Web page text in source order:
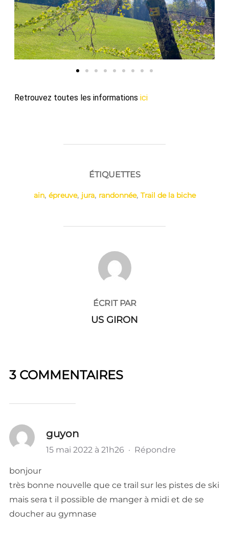
Retrouvez toutes les informations ici
ÉTIQUETTES
ain, épreuve, jura, randonnée, Trail de la biche
AUTEUR DE LA PUBLICATION
ÉCRIT PAR
US GIRON
3 COMMENTAIRES
guyon
15 mai 2022 à 21h26 · Répondre
bonjour
très bonne nouvelle que ce trail sur les pistes de ski
mais sera t il possible de manger à midi et de se
doucher au gymnase